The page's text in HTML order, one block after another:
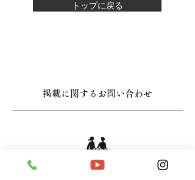
トップに戻る
掲載に関するお問い合わせ